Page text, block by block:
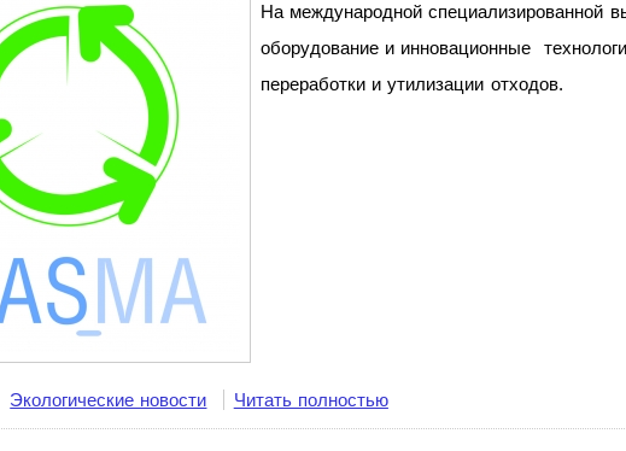
На международной специализированной
оборудование и инновационные
переработки и утилизации отходов.
Экологические новости Читать полностью